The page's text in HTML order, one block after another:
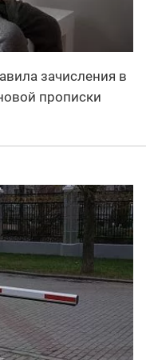
зачисления в
прописки